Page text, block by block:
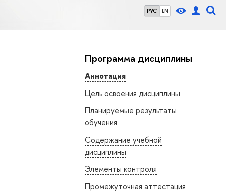
РУС EN
Программа дисциплины
Аннотация
Цель освоения дисциплины
Планируемые результаты
обучения
Содержание учебной
дисциплины
Элементы контроля
Промежуточная аттестация